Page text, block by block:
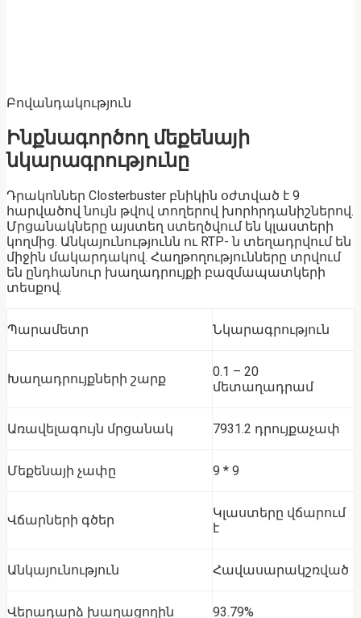
Բովանդակություն
Ինքնագործող մեքենայի
նկարագրությունը
Դրակոններ Closterbuster բնիկին օժտված է 9
հարվածով նույն թվով տողերով խորհրդանիշներով.
Մրցանակները այստեղ ստեղծվում են կլաստերի
կողմից. Անկայունությունն ու RTP- ն տեղադրվում են
միջին մակարդակով. Հաղթողությունները տրվում
են ընդհանուր խաղադրույքի բազմապատկերի
տեսքով.
Պարամետր Նկարագրություն
Խաղադրույքների շարք
0.1 – 20
մետաղադրամ
Առավելագույն մրցանակ 7931.2 դրույքաչափ
Մեքենայի չափը 9 * 9
Վճարների գծեր
Կլաստերը վճարում
է
Անկայունություն Հավասարակշռված
Վերադարձ խաղացողին 93.79%